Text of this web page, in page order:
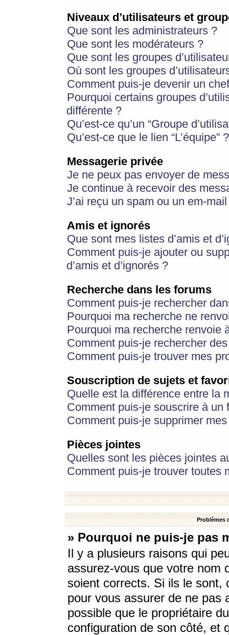
Niveaux d’utilisateurs et
Que sont les administrateurs ?
Que sont les modérateurs ?
Que sont les groupes
Où sont les groupes
Comment puis-je devenir un
Pourquoi certains groupes
différente ?
Qu’est-ce qu’un “Groupe
Qu’est-ce que le lien “L’équipe” ?
Messagerie privée
Je ne peux pas envoyer de
Je continue à recevoir des
J’ai reçu un spam ou un em-
Amis et ignorés
Que sont mes listes d’amis et
Comment puis-je ajouter ou
d’amis et d’ignorés ?
Recherche dans les forums
Comment puis-je rechercher
Pourquoi ma recherche ne
Pourquoi ma recherche renvoie
Comment puis-je rechercher
Comment puis-je trouver mes
Souscription de sujets et
Quelle est la différence entre la
Comment puis-je souscrire à
Comment puis-je supprimer
Pièces jointes
Quelles sont les pièces jointes
Comment puis-je trouver toutes
Problèmes
» Pourquoi ne puis-je pas
Il y a plusieurs raisons qui
assurez-vous que votre nom
soient corrects. Si ils le sont,
pour vous assurer de ne pas
possible que le propriétaire
configuration de son côté, et